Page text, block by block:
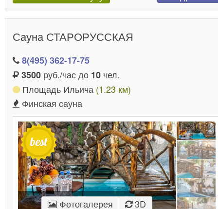
Сауна СТАРОРУССКАЯ
8(495) 362-17-75
3500 руб./час до 10 чел.
Площадь Ильича (1.23 км)
Финская сауна
Фотогалерея 3D